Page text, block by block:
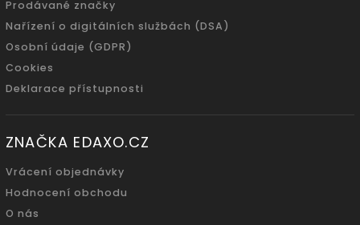
Prodávané značky
Nařízení o digitálních službách (DSA)
Osobní údaje (GDPR)
Cookies
Deklarace přístupnosti
ZNAČKA EDAXO.CZ
Vrácení objednávky
Hodnocení obchodu
O nás